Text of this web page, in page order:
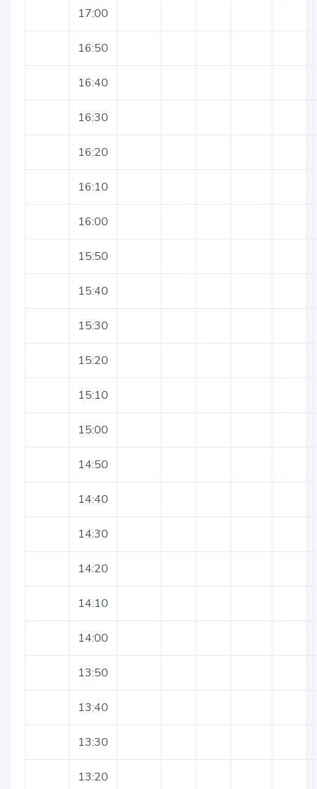
17:00
16:50
16:40
16:30
16:20
16:10
16:00
15:50
15:40
15:30
15:20
15:10
15:00
14:50
14:40
14:30
14:20
14:10
14:00
13:50
13:40
13:30
13:20